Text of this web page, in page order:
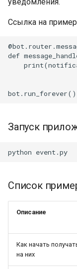
Ссылка на
def
Запуск
python
Список
Описание
Как начать
на них